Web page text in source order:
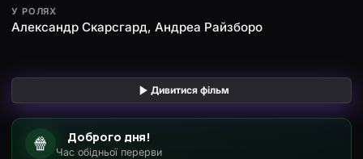
У РОЛЯХ
Александр Скарсгард, Андреа Райзборо
Дивитися фільм
🍿 Доброго дня!
Час обідньої перерви